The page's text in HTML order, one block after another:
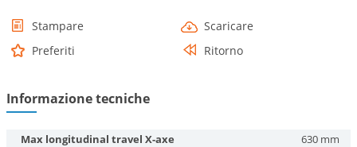
Stampare
Scaricare
Preferiti
Ritorno
Informazione tecniche
Max longitudinal travel X-axe
630 mm